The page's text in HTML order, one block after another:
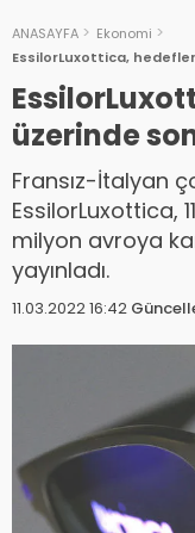
ANASAYFA
Ekonomi
EssilorLuxottica,
üzerinde
Fransız-İtalyan
EssilorLuxottica,
milyon avroya
yayınladı.
11.03.2022 16:42